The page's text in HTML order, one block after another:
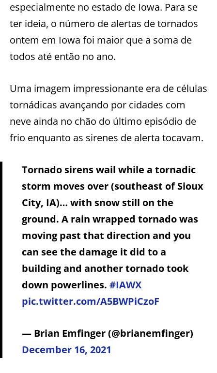
especialmente no estado de Iowa. Para se
ter ideia, o número de alertas de tornados
ontem em Iowa foi maior que a soma de
todos até então no ano.
Uma imagem impressionante era de células
tornádicas avançando por cidades com
neve ainda no chão do último episódio de
frio enquanto as sirenes de alerta tocavam.
Tornado sirens wail while a tornadic
storm moves over (southeast of Sioux
City, IA)… with snow still on the
ground. A rain wrapped tornado was
moving past that direction and you
can see the damage it did to a
building and another tornado took
down powerlines. #IAWX
pic.twitter.com/A5BWPiCzoF
— Brian Emfinger (@brianemfinger)
December 16, 2021